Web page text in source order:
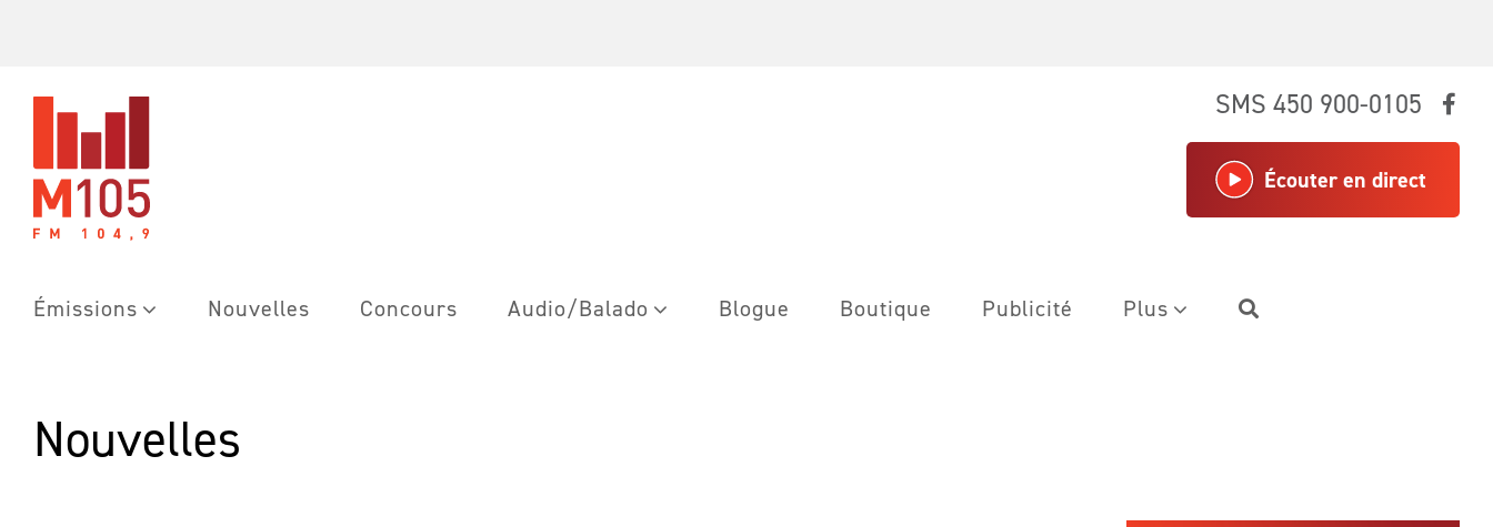
SMS 450 900-0105
Écouter en direct
Émissions Nouvelles Concours Audio/Balado Blogue Boutique Publicité Plus
Nouvelles